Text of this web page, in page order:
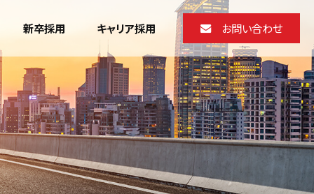
新卒採用 キャリア採用 お問い合わせ